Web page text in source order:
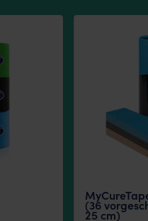
(36
25 cm)